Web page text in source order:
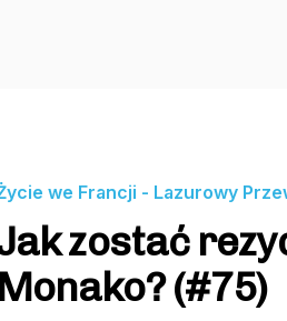
we Francji - Lazurowy
zostać
Monako? (#75)